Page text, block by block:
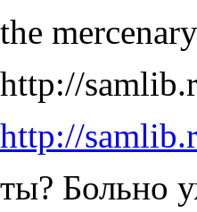
the mercenary
http://
http://
ты? Больно